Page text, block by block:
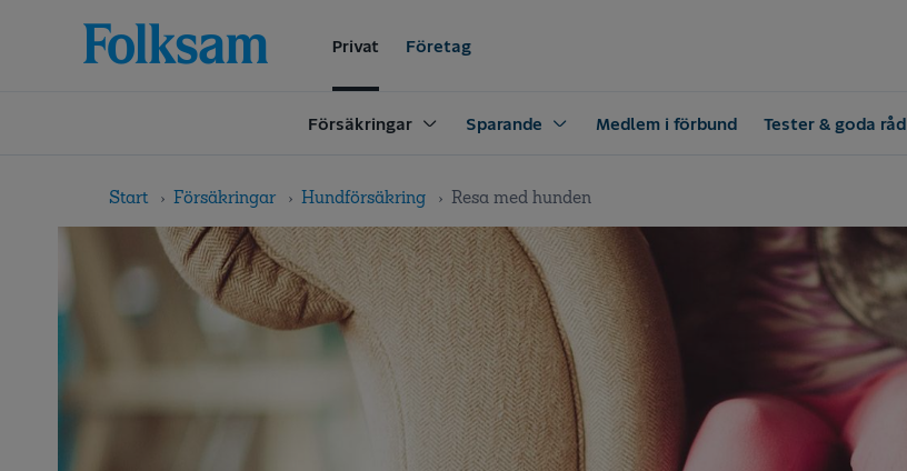
navigation
Privat Företag
Försäkringar Sparande Medlem i förbund Tester & goda råd
Start Försäkringar Hundförsäkring Resa med hunden